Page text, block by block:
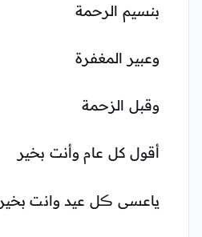
بنسيم الرحمة
وعبير المغفرة
وقبل الزحمة
أقول كل عام وأنت بخير
ياعسى ڪل عيد وانت بخير